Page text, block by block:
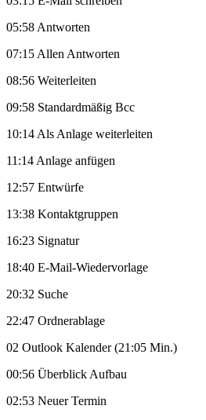
05:58 Antworten
07:15 Allen Antworten
08:56 Weiterleiten
09:58 Standardmäßig Bcc
10:14 Als Anlage weiterleiten
11:14 Anlage anfügen
12:57 Entwürfe
13:38 Kontaktgruppen
16:23 Signatur
18:40 E-Mail-Wiedervorlage
20:32 Suche
22:47 Ordnerablage
02 Outlook Kalender (21:05 Min.)
00:56 Überblick Aufbau
02:53 Neuer Termin